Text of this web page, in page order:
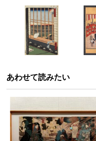
あわせて読みたい